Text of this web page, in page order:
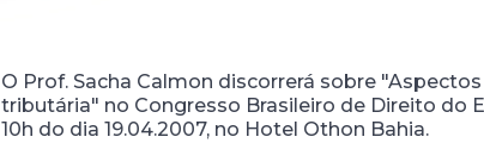
O Prof. Sacha Calmon discorrerá sobre
tributária" no Congresso Brasileiro de Direito do
10h do dia 19.04.2007, no Hotel Othon Bahia.